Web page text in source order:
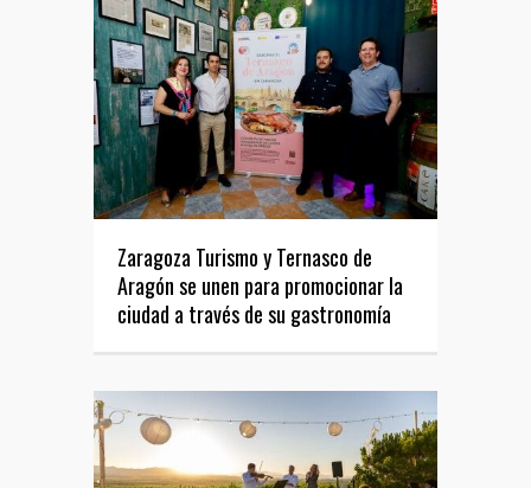
Zaragoza Turismo y Ternasco de
Aragón se unen para promocionar la
ciudad a través de su gastronomía